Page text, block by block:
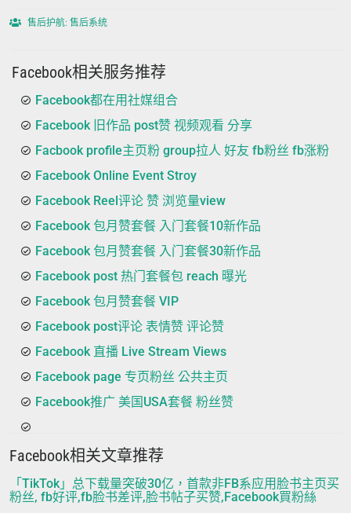
售后护航: 售后系统
Facebook相关服务推荐
Facebook都在用社媒组合
Facebook 旧作品 post赞 视频观看 分享
Facbook profile主页粉 group拉人 好友 fb粉丝 fb涨粉
Facebook Online Event Stroy
Facebook Reel评论 赞 浏览量view
Facebook 包月赞套餐 入门套餐10新作品
Facebook 包月赞套餐 入门套餐30新作品
Facebook post 热门套餐包 reach 曝光
Facebook 包月赞套餐 VIP
Facebook post评论 表情赞 评论赞
Facebook 直播 Live Stream Views
Facebook page 专页粉丝 公共主页
Facebook推广 美国USA套餐 粉丝赞
Facebook相关文章推荐
「TikTok」总下载量突破30亿，首款非FB系应用脸书主页买
粉丝, fb好评,fb脸书差评,脸书帖子买赞,Facebook買粉絲